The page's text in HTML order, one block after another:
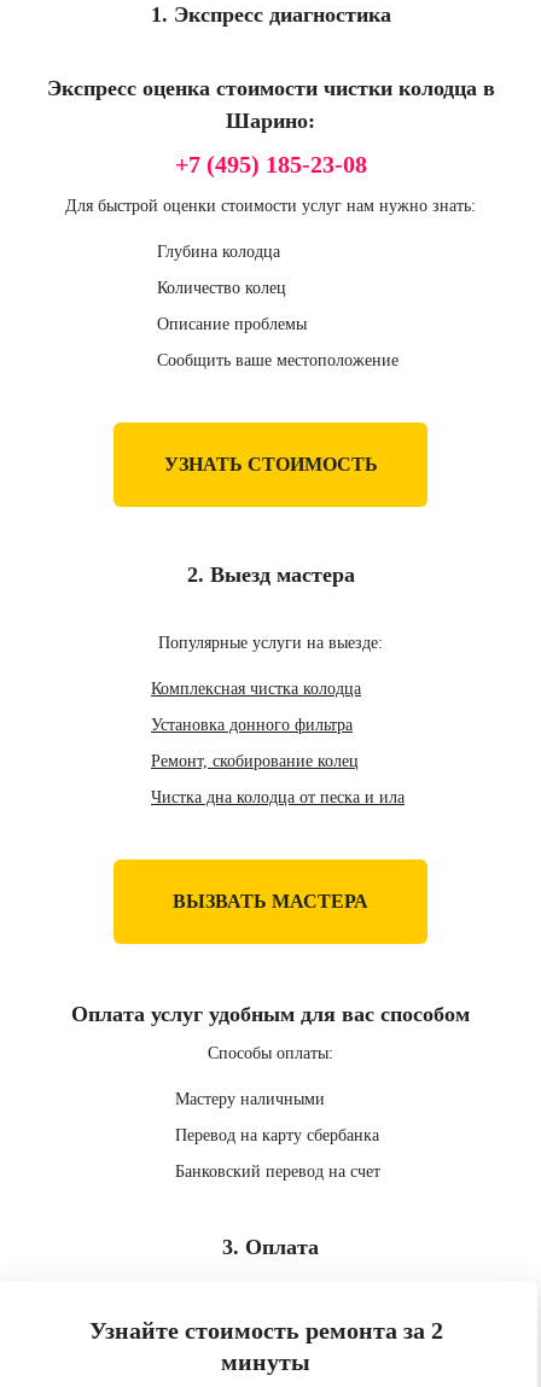
1. Экспресс диагностика
Экспресс оценка стоимости чистки колодца в
Шарино:
+7 (495) 185-23-08
Для быстрой оценки стоимости услуг нам нужно знать:
Глубина колодца
Количество колец
Описание проблемы
Сообщить ваше местоположение
УЗНАТЬ СТОИМОСТЬ
2. Выезд мастера
Популярные услуги на выезде:
Комплексная чистка колодца
Установка донного фильтра
Ремонт, скобирование колец
Чистка дна колодца от песка и ила
ВЫЗВАТЬ МАСТЕРА
3. Оплата
Узнайте стоимость ремонта за 2
минуты
Оплата услуг удобным для вас способом
Способы оплаты:
Мастеру наличными
Перевод на карту сбербанка
Банковский перевод на счет